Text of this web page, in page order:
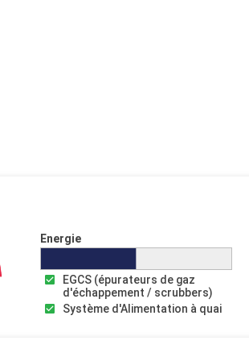
Energie
EGCS (épurateurs de gaz
d'échappement / scrubbers)
Système d'Alimentation à quai